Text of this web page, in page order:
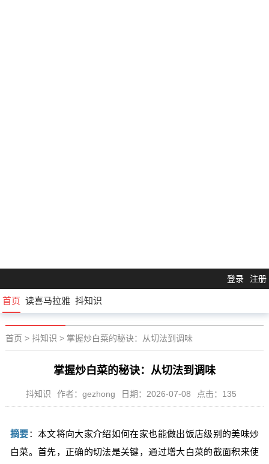
登录 注册
首页 读喜马拉雅 抖知识
首页 > 抖知识 > 掌握炒白菜的秘诀：从切法到调味
掌握炒白菜的秘诀：从切法到调味
抖知识 作者：gezhong 日期：2026-07-08 点击：135
摘要：本文将向大家介绍如何在家也能做出饭店级别的美味炒
白菜。首先，正确的切法是关键，通过增大白菜的截面积来使